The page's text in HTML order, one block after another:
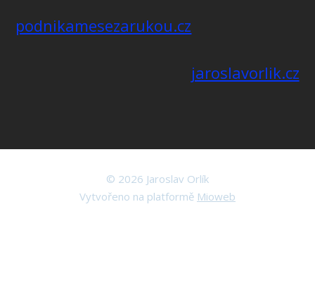
podnikamesezarukou.cz
jaroslavorlik.cz
© 2026 Jaroslav Orlík
Vytvořeno na platformě Mioweb